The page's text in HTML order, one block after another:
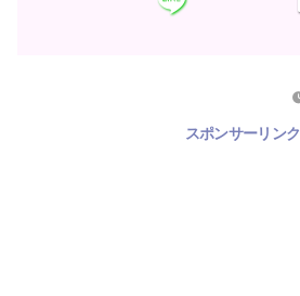
スポンサーリンク